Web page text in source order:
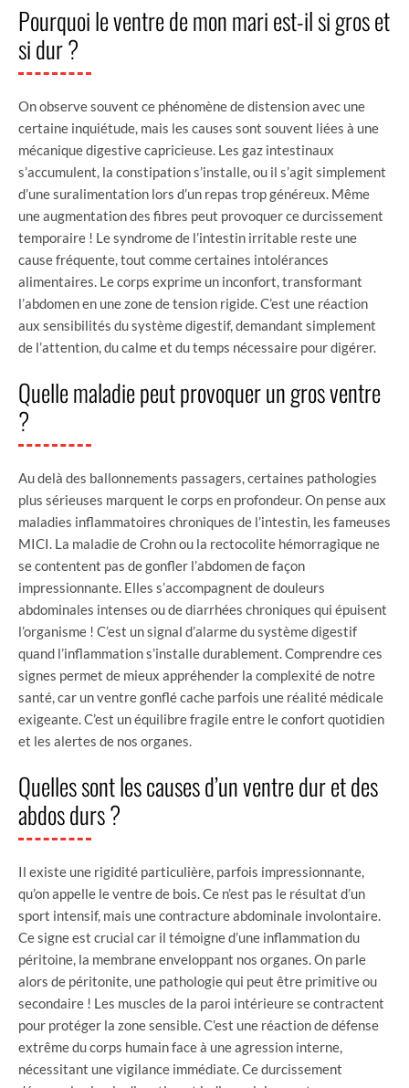
Pourquoi le ventre de mon mari est-il si gros et
si dur ?
On observe souvent ce phénomène de distension avec une
certaine inquiétude, mais les causes sont souvent liées à une
mécanique digestive capricieuse. Les gaz intestinaux
s’accumulent, la constipation s’installe, ou il s’agit simplement
d’une suralimentation lors d’un repas trop généreux. Même
une augmentation des fibres peut provoquer ce durcissement
temporaire ! Le syndrome de l’intestin irritable reste une
cause fréquente, tout comme certaines intolérances
alimentaires. Le corps exprime un inconfort, transformant
l’abdomen en une zone de tension rigide. C’est une réaction
aux sensibilités du système digestif, demandant simplement
de l’attention, du calme et du temps nécessaire pour digérer.
Quelle maladie peut provoquer un gros ventre
?
Au delà des ballonnements passagers, certaines pathologies
plus sérieuses marquent le corps en profondeur. On pense aux
maladies inflammatoires chroniques de l’intestin, les fameuses
MICI. La maladie de Crohn ou la rectocolite hémorragique ne
se contentent pas de gonfler l’abdomen de façon
impressionnante. Elles s’accompagnent de douleurs
abdominales intenses ou de diarrhées chroniques qui épuisent
l’organisme ! C’est un signal d’alarme du système digestif
quand l’inflammation s’installe durablement. Comprendre ces
signes permet de mieux appréhender la complexité de notre
santé, car un ventre gonflé cache parfois une réalité médicale
exigeante. C’est un équilibre fragile entre le confort quotidien
et les alertes de nos organes.
Quelles sont les causes d’un ventre dur et des
abdos durs ?
Il existe une rigidité particulière, parfois impressionnante,
qu’on appelle le ventre de bois. Ce n’est pas le résultat d’un
sport intensif, mais une contracture abdominale involontaire.
Ce signe est crucial car il témoigne d’une inflammation du
péritoine, la membrane enveloppant nos organes. On parle
alors de péritonite, une pathologie qui peut être primitive ou
secondaire ! Les muscles de la paroi intérieure se contractent
pour protéger la zone sensible. C’est une réaction de défense
extrême du corps humain face à une agression interne,
nécessitant une vigilance immédiate. Ce durcissement